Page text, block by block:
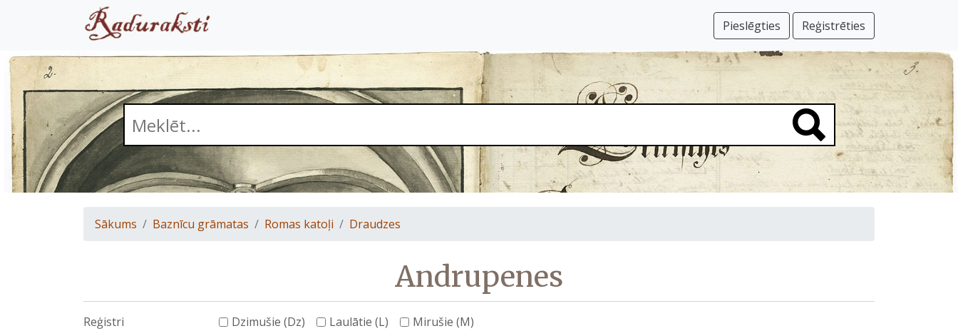
Pieslēgties Reģistrēties
Sākums Baznīcu grāmatas Romas katoļi Draudzes
Andrupenes
Reģistri Dzimušie (Dz) Laulātie (L) Mirušie (M)